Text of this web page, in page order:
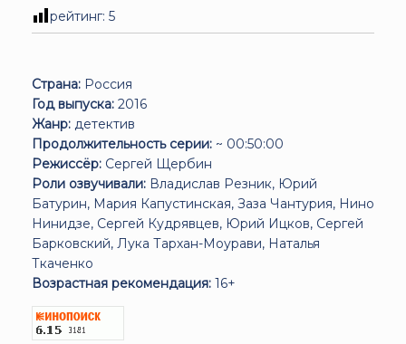
рейтинг: 5
Страна: Россия
Год выпуска: 2016
Жанр: детектив
Продолжительность серии: ~ 00:50:00
Режиссёр: Сергей Щербин
Роли озвучивали: Владислав Резник, Юрий
Батурин, Мария Капустинская, Заза Чантурия, Нино
Нинидзе, Сергей Кудрявцев, Юрий Ицков, Сергей
Барковский, Лука Тархан-Моурави, Наталья
Ткаченко
Возрастная рекомендация: 16+